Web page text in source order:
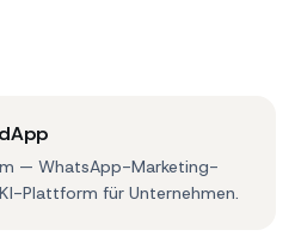
— WhatsApp-Marketing-
Plattform für Unternehmen.